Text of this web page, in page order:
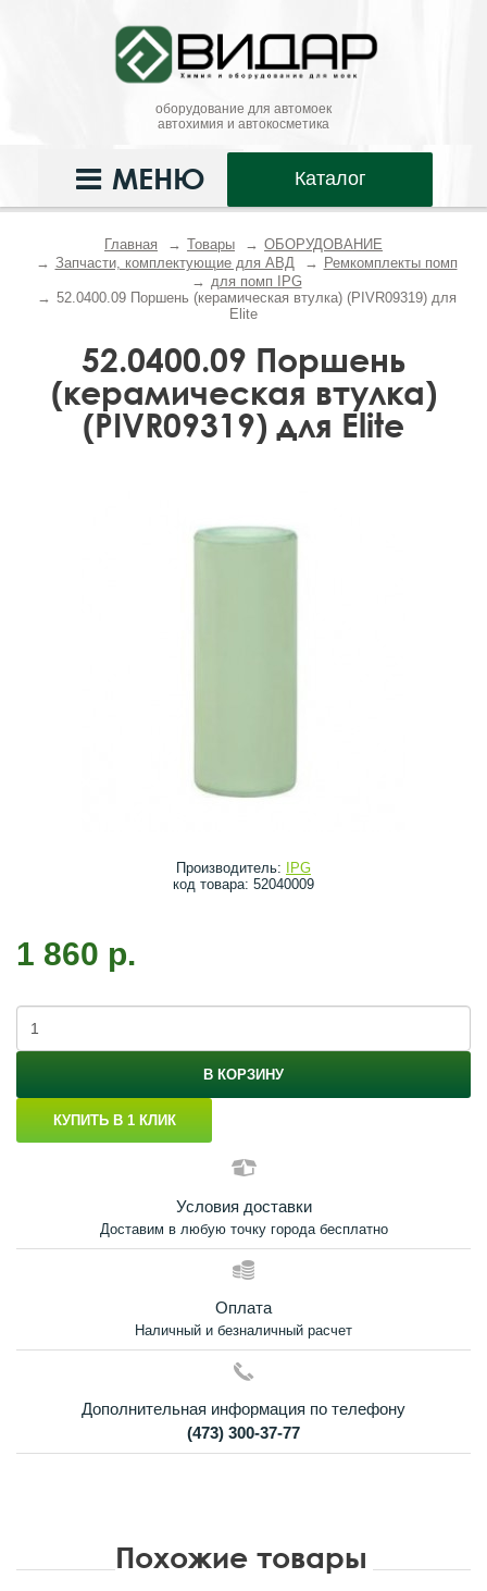
оборудование для автомоек
автохимия и автокосметика
Каталог
МЕНЮ
Главная Товары
ОБОРУДОВАНИЕ
Запчасти, комплектующие для АВД
Ремкомплекты помп
для помп IPG
52.0400.09 Поршень (керамическая втулка) (PIVR09319) для
Elite
52.0400.09 Поршень
(керамическая втулка)
(PIVR09319) для Elite
Производитель: IPG
код товара: 52040009
1 860 р.
В КОРЗИНУ
КУПИТЬ В 1 КЛИК
Условия доставки
Доставим в любую точку города бесплатно
Оплата
Наличный и безналичный расчет
Дополнительная информация по телефону
(473) 300-37-77
Похожие товары